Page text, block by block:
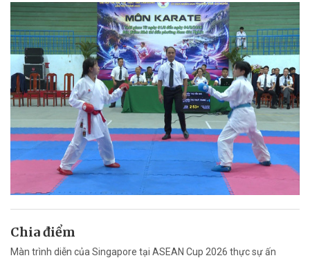
Chia điểm
Màn trình diễn của Singapore tại ASEAN Cup 2026 thực sự ấn